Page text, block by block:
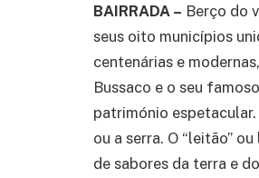
BAIRRADA – Berço do
seus oito municípios
centenárias e
Bussaco e o seu
património
ou a serra. O “leitão”
de sabores da terra e